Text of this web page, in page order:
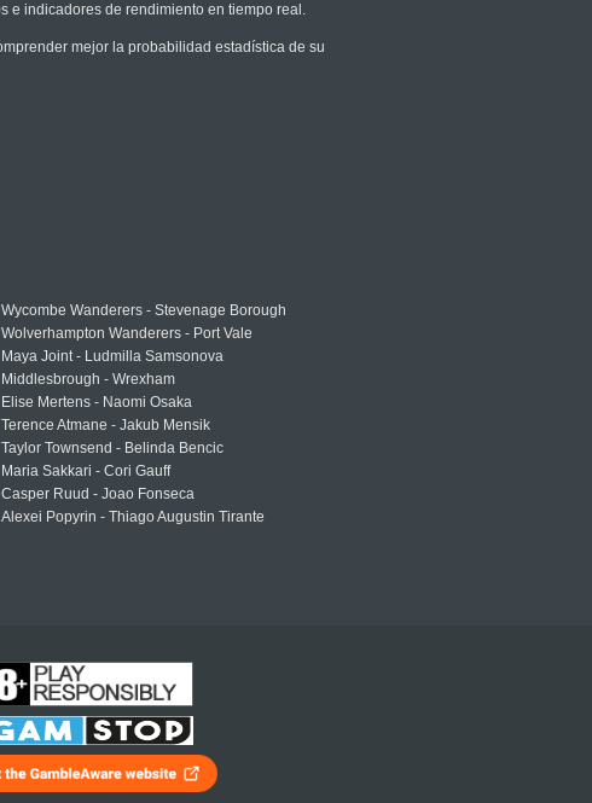
e indicadores de rendimiento en tiempo real.
mejor la probabilidad estadística de su
Wycombe Wanderers - Stevenage Borough
Wolverhampton Wanderers - Port Vale
Maya Joint - Ludmilla Samsonova
Middlesbrough - Wrexham
Elise Mertens - Naomi Osaka
Terence Atmane - Jakub Mensik
Taylor Townsend - Belinda Bencic
Maria Sakkari - Cori Gauff
Casper Ruud - Joao Fonseca
Alexei Popyrin - Thiago Augustin Tirante